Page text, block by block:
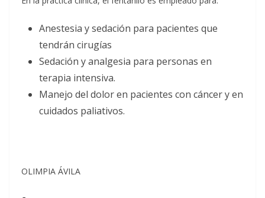
Anestesia y sedación para pacientes que
tendrán cirugías
Sedación y analgesia para personas en
terapia intensiva.
Manejo del dolor en pacientes con cáncer y en
cuidados paliativos.
OLIMPIA ÁVILA